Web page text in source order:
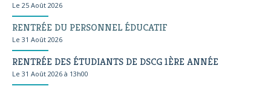
Le 25 Août 2026
RENTRÉE DU PERSONNEL ÉDUCATIF
Le 31 Août 2026
RENTRÉE DES ÉTUDIANTS DE DSCG 1ÈRE ANNÉE
Le 31 Août 2026 à 13h00